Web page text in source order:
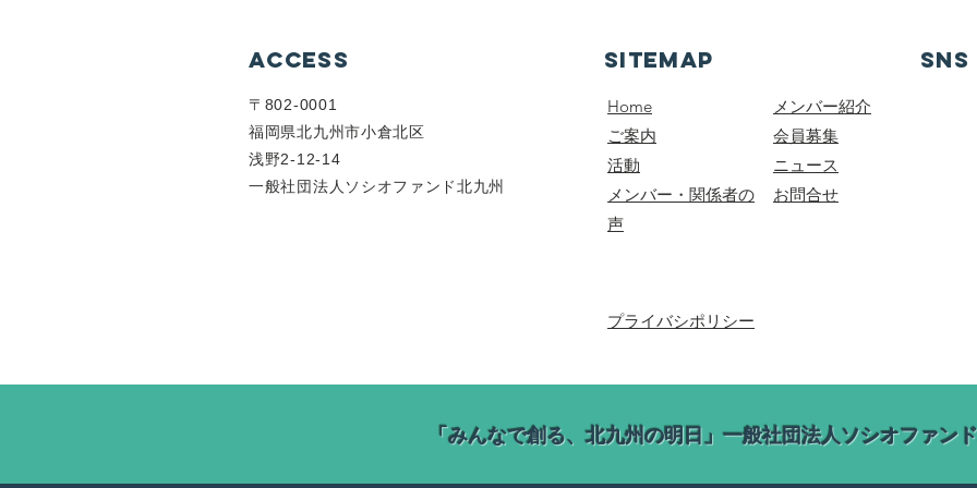
ACCESS
〒802-0001
福岡県北九州市小倉北区
浅野2-12-14
一般社団法人ソシオファンド北九州
SITEMAP
Home
ご案内
活動
メンバー・関係者の
声
​メンバー紹介
会員募集
ニュース
​お問合せ
SNS
プライバシポリシー
「みんなで創る、北九州の明日」一般社団法人ソシオファン